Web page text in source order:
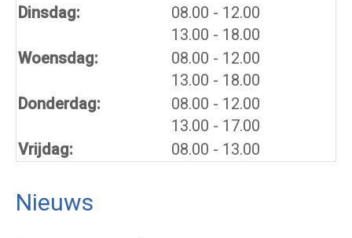
Dinsdag:
08.00 tot
- 12.00
13.00 tot
- 18.00
Woensdag:
08.00 tot
- 12.00
13.00 tot
- 18.00
Donderdag:
08.00 tot
- 12.00
13.00 tot
- 17.00
Vrijdag:
08.00 - 13.00
Nieuws